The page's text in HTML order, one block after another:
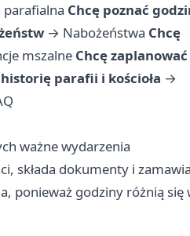
parafialna Chcę poznać
→ Nabożeństwa Chcę
mszalne Chcę zaplanować
parafii i kościoła →
ważne wydarzenia
składa dokumenty i zamawia
ponieważ godziny różnią się